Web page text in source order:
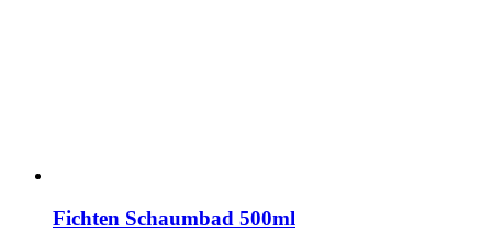
Fichten Schaumbad 500ml